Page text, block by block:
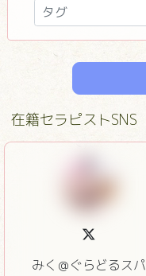
在籍セラピストSNS
みく＠ぐらどるスパ